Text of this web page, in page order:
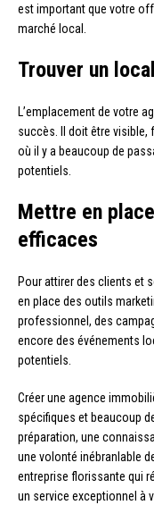
est important que votre
marché local.
Trouver un
L’emplacement de votre
succès. Il doit être
où il y a beaucoup de
potentiels.
Mettre en
efficaces
Pour attirer des clients et
en place des outils
professionnel, des
encore des événements
potentiels.
Créer une agence
spécifiques et beaucoup
préparation, une
une volonté inébranlable
entreprise florissante qui
un service exceptionnel à